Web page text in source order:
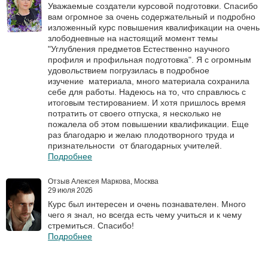
Уважаемые создатели курсовой подготовки. Спасибо
вам огромное за очень содержательный и подробно
изложенный курс повышения квалификации на очень
злободневные на настоящий момент темы
"Углубления предметов Естественно научного
профиля и профильная подготовка". Я с огромным
удовольствием погрузилась в подробное
изучение материала, много материала сохранила
себе для работы. Надеюсь на то, что справлюсь с
итоговым тестированием. И хотя пришлось время
потратить от своего отпуска, я несколько не
пожалела об этом повышении квалификации. Еще
раз благодарю и желаю плодотворного труда и
признательности от благодарных учителей.
Подробнее
Отзыв Алексея Маркова, Москва
29 июля 2026
Курс был интересен и очень познавателен. Много
чего я знал, но всегда есть чему учиться и к чему
стремиться. Спасибо!
Подробнее